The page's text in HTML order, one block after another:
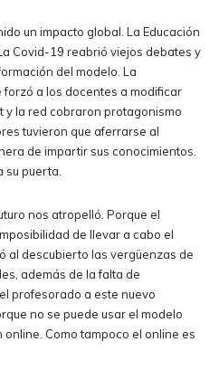
un impacto global. La Educación
Covid-19 reabrió viejos debates y
del modelo. La
a los docentes a modificar
y la red cobraron protagonismo
tuvieron que aferrarse al
de impartir sus conocimientos.
su puerta.
nos atropelló. Porque el
de llevar a cabo el
al descubierto las vergüenzas de
además de la falta de
profesorado a este nuevo
no se puede usar el modelo
Como tampoco el online es